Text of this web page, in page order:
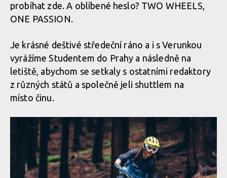
probíhat zde. A oblíbené heslo? TWO WHEELS,
ONE PASSION.
Je krásné deštivé středeční ráno a i s Verunkou
vyrážíme Studentem do Prahy a následně na
letiště, abychom se setkaly s ostatními redaktory
z různých států a společně jeli shuttlem na
místo činu.